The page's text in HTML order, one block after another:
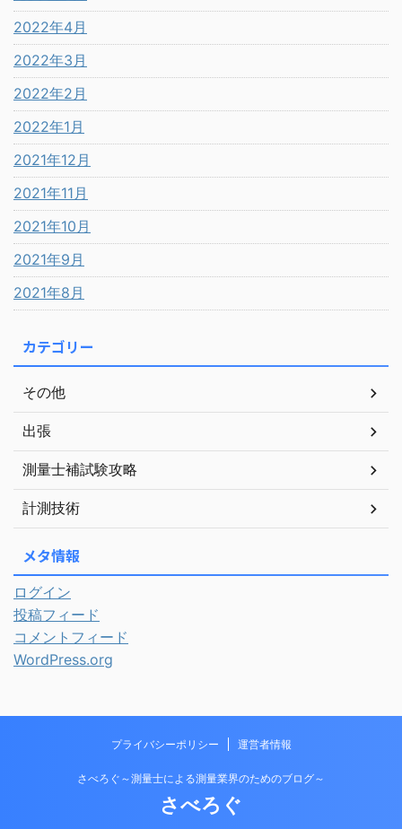
2022年4月
2022年3月
2022年2月
2022年1月
2021年12月
2021年11月
2021年10月
2021年9月
2021年8月
カテゴリー
その他
出張
測量士補試験攻略
計測技術
メタ情報
ログイン
投稿フィード
コメントフィード
WordPress.org
プライバシーポリシー 運営者情報
さべろぐ～測量士による測量業界のためのブログ～
さべろぐ